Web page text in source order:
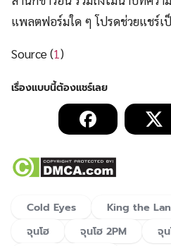
แพลตฟอร์มใด ๆ โปรดช่วยแชร์
Source (1)
Cold Eyes King the
จุนโฮ
จุนโฮ 2PM
จุ